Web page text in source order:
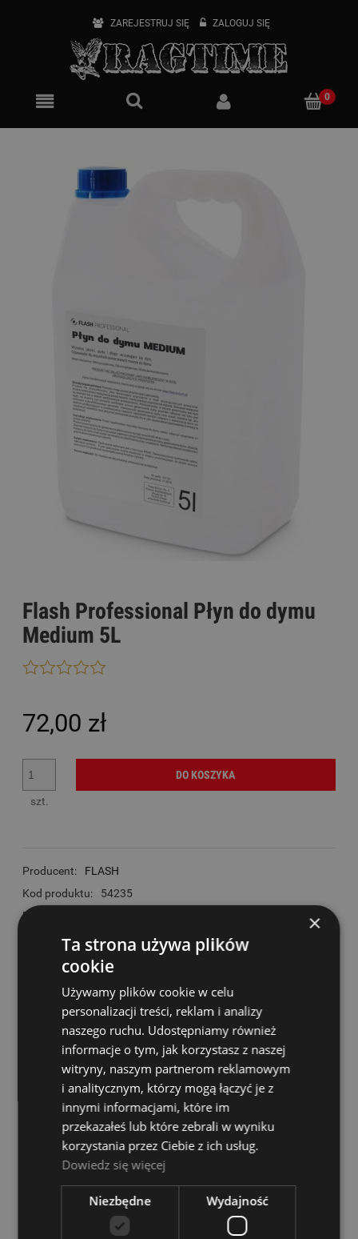
ZAREJESTRUJ SIĘ ZALOGUJ SIĘ
Flash Professional Płyn do dymu
Medium 5L
72,00 zł
szt.
DO KOSZYKA
Producent:
FLASH
Kod produktu:
54235
Dostępność:
zapytaj o produkt
poleć znajomemu
dodaj do przechowalni
Wysyłka w: 24 godziny
Dostawa: od 14,00 zł- InPost Paczkomaty 24/7
Cena nie zawiera ewentualnych kosztów płatnościsprawdź formy dostawy
OPIS
Płyn do dymu Flash Professional wyprodukowany w
Wysokiej jakości, gęsty i długo utrzymujący się dym
×
Ta strona używa plików
cookie
Używamy plików cookie w celu
personalizacji treści, reklam i analizy
naszego ruchu. Udostępniamy również
informacje o tym, jak korzystasz z naszej
witryny, naszym partnerom reklamowym
i analitycznym, którzy mogą łączyć je z
innymi informacjami, które im
przekazałeś lub które zebrali w wyniku
korzystania przez Ciebie z ich usług.
Dowiedz się więcej
Niezbędne Wydajność